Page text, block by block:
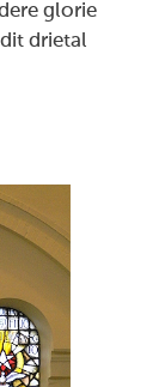
glorie
drietal